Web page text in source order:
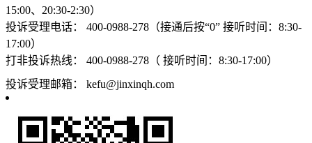
15:00、20:30-2:30）
投诉受理电话：
400-0988-278（接通后按“0” 接听时间：8:30-
17:00）
打非投诉热线：
400-0988-278（ 接听时间：8:30-17:00）
投诉受理邮箱：
kefu@jinxinqh.com